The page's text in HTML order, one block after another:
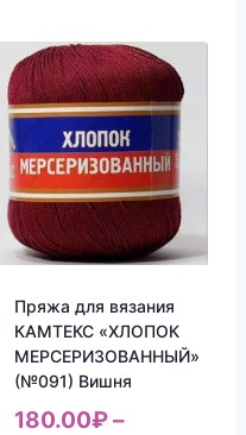
Пряжа для вязания
КАМТЕКС «ХЛОПОК
МЕРСЕРИЗОВАННЫЙ»
(№091) Вишня
180.00₽–